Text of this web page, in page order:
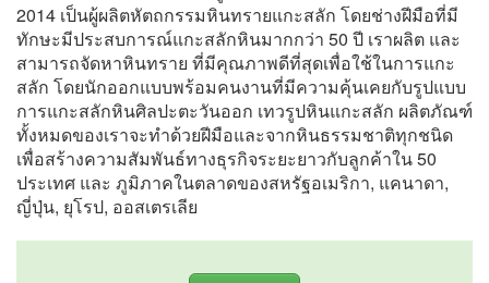
2014 เป็นผู้ผลิตหัตถกรรมหินทรายแกะสลัก โดยช่างฝีมือที่มี
ทักษะมีประสบการณ์แกะสลักหินมากกว่า 50 ปี เราผลิต และ
สามารถจัดหาหินทราย ที่มีคุณภาพดีที่สุดเพื่อใช้ในการแกะ
สลัก โดยนักออกแบบพร้อมคนงานที่มีความคุ้นเคยกับรูปแบบ
การแกะสลักหินศิลปะตะวันออก เทวรูปหินแกะสลัก ผลิตภัณฑ์
ทั้งหมดของเราจะทำด้วยฝีมือและจากหินธรรมชาติทุกชนิด
เพื่อสร้างความสัมพันธ์ทางธุรกิจระยะยาวกับลูกค้าใน 50
ประเทศ และ ภูมิภาคในตลาดของสหรัฐอเมริกา, แคนาดา,
ญี่ปุ่น, ยุโรป, ออสเตรเลีย